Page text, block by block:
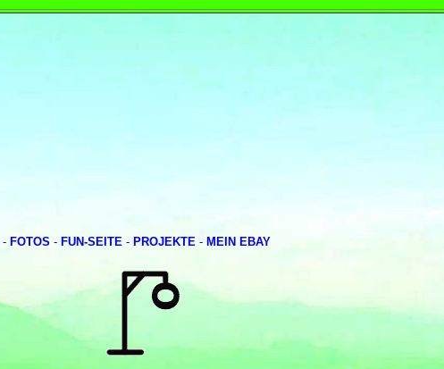
- FOTOS - FUN-SEITE - PROJEKTE - MEIN EBAY